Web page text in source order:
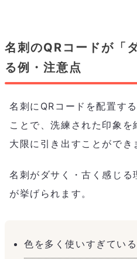
名刺のQRコードが「
る例・注意点
名刺にQRコードを配置す
ことで、洗練された印象
大限に引き出すことができ
名刺がダサく・古く感じ
が挙げられます。
色を多く使いすぎている